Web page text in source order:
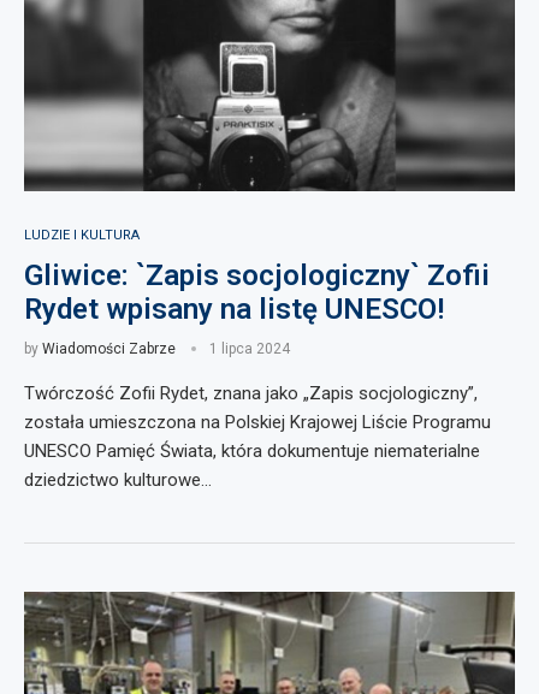
LUDZIE I KULTURA
Gliwice: `Zapis socjologiczny` Zofii
Rydet wpisany na listę UNESCO!
by Wiadomości Zabrze 1 lipca 2024
Twórczość Zofii Rydet, znana jako „Zapis socjologiczny”,
została umieszczona na Polskiej Krajowej Liście Programu
UNESCO Pamięć Świata, która dokumentuje niematerialne
dziedzictwo kulturowe…